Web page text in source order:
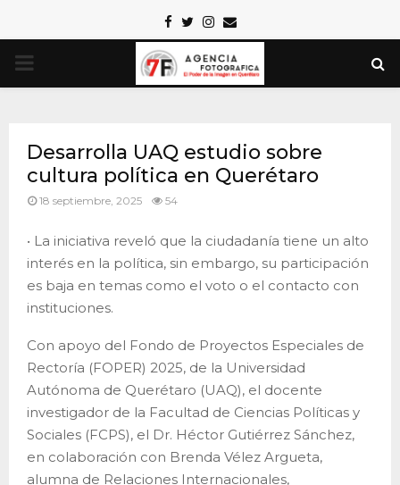
Facebook
TwitterInstagram
Email
PRIMARY
Desarrolla UAQ estudio sobre
cultura política en Querétaro
18 septiembre, 2025 54
• La iniciativa reveló que la ciudadanía tiene un alto
interés en la política, sin embargo, su participación
es baja en temas como el voto o el contacto con
instituciones.
Con apoyo del Fondo de Proyectos Especiales de
Rectoría (FOPER) 2025, de la Universidad
Autónoma de Querétaro (UAQ), el docente
investigador de la Facultad de Ciencias Políticas y
Sociales (FCPS), el Dr. Héctor Gutiérrez Sánchez,
en colaboración con Brenda Vélez Argueta,
alumna de Relaciones Internacionales,